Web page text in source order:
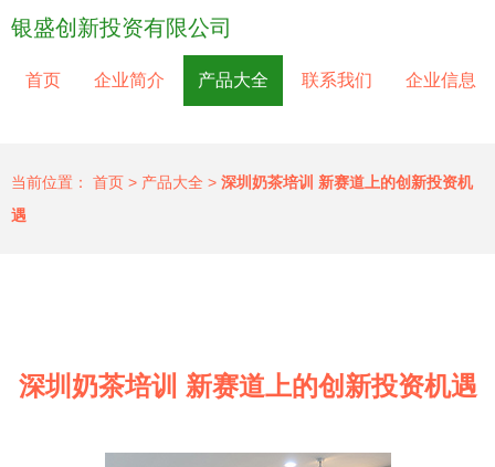
银盛创新投资有限公司
首页 企业简介 产品大全 联系我们 企业信息
当前位置： 首页 > 产品大全 > 深圳奶茶培训 新赛道上的创新投资机
遇
深圳奶茶培训 新赛道上的创新投资机遇